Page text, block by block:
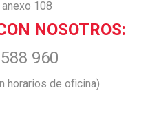
108
NOSOTROS:
960
horarios de oficina)